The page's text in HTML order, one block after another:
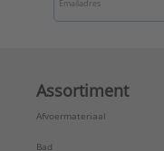
Assortiment
Afvoermateriaal
Bad